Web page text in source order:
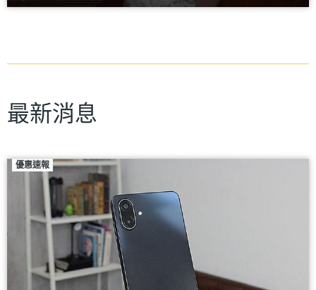
最新消息
優惠速報